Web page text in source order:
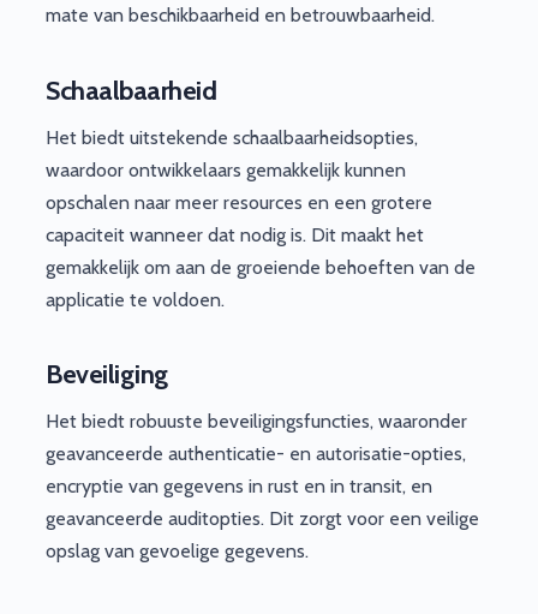
mate van beschikbaarheid en betrouwbaarheid.
Schaalbaarheid
Het biedt uitstekende schaalbaarheidsopties,
waardoor ontwikkelaars gemakkelijk kunnen
opschalen naar meer resources en een grotere
capaciteit wanneer dat nodig is. Dit maakt het
gemakkelijk om aan de groeiende behoeften van de
applicatie te voldoen.
Beveiliging
Het biedt robuuste beveiligingsfuncties, waaronder
geavanceerde authenticatie- en autorisatie-opties,
encryptie van gegevens in rust en in transit, en
geavanceerde auditopties. Dit zorgt voor een veilige
opslag van gevoelige gegevens.